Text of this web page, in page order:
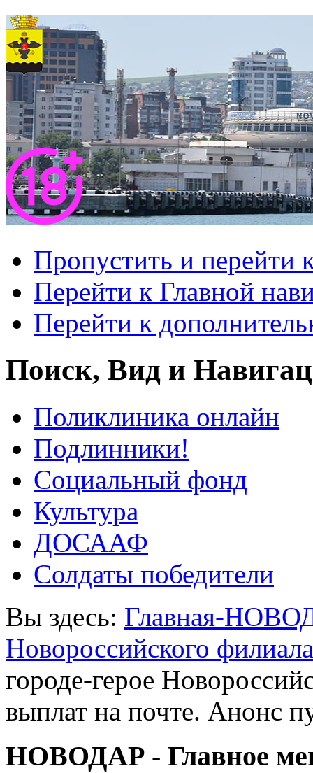
Пропустить и перейти
Перейти к Главной
Перейти к
Поиск, Вид и
Поликлиника онлайн
Подлинники!
Социальный фонд
Культура
ДОСААФ
Солдаты победители
Вы здесь: Главная-
Новороссийского
городе-герое
выплат на почте. Анонс
НОВОДАР - Главное